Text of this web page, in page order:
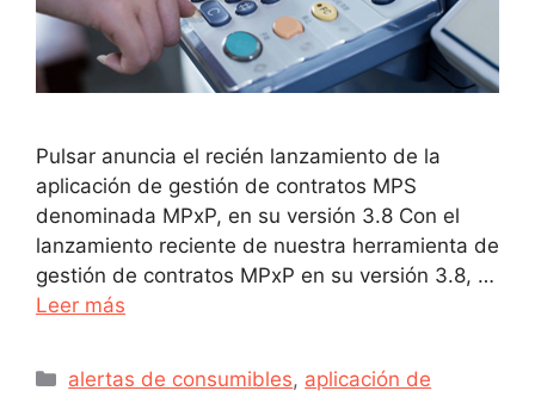
Pulsar anuncia el recién lanzamiento de la
aplicación de gestión de contratos MPS
denominada MPxP, en su versión 3.8 Con el
lanzamiento reciente de nuestra herramienta de
gestión de contratos MPxP en su versión 3.8, …
Leer más
alertas de consumibles, aplicación de